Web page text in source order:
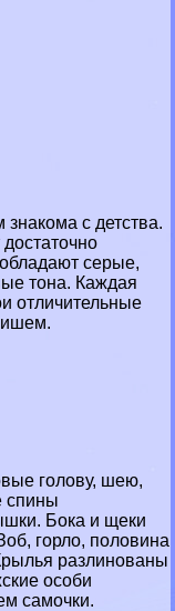
с детства.
серые,
тона. Каждая
отличительные
голову, шею,
спины
Бока и щеки
горло, половина
разлинованы
особи
самочки.